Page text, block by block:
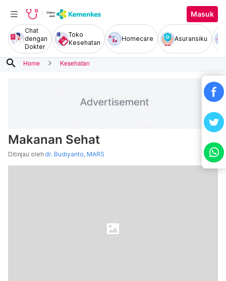
Masuk
Chat
dengan
Dokter
Toko
Kesehatan
Homecare Asuransiku
search Home Kesehatan
Makanan Sehat
Ditinjau oleh dr. Budiyanto, MARS